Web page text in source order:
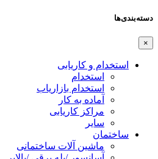
دسته‌بندی‌ها
×
استخدام و کاریابی
استخدام
استخدام بازاریاب
آماده به کار
مراکز کاریابی
سایر
ساختمان
ماشین آلات ساختمانی